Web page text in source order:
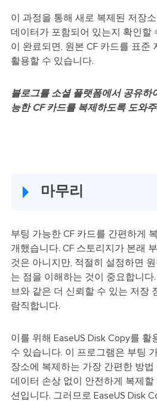
이 과정을 통해 새로 복제된 저장
데이터가 포함되어 있는지 확인할
이 완료되면, 원본 CF 카드를 표준
활용할 수 있습니다.
블로그를 소셜 플랫폼에서 공유하
능한 CF 카드를 복제하도록 도와
마무리
부팅 가능한 CF 카드를 간편하게
개했습니다. CF 스토리지가 본래
것은 아니지만, 적절히 설정하면
는 점을 이해하는 것이 중요합니다
브와 같은 더 신뢰할 수 있는 저장
람직합니다.
이를 위해 EaseUS Disk Copy를
수 있습니다. 이 프로그램은 부팅
장소에 복제하는 가장 간편한 방법
데이터 손상 없이 안전하게 복제
션입니다. 그러므로 EaseUS Disk